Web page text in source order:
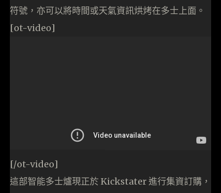
符號，亦可以將時間或天氣資訊烘烤在多士上面。
[ot-video]
[/ot-video]
這部智能多士爐現正於 Kickstater 進行集資訂購，